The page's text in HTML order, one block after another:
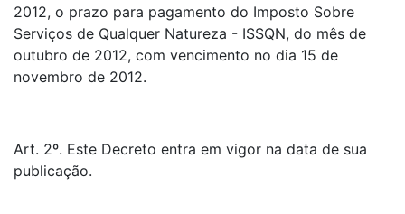
2012, o prazo para pagamento do Imposto Sobre
Serviços de Qualquer Natureza - ISSQN, do mês de
outubro de 2012, com vencimento no dia 15 de
novembro de 2012.
Art. 2º. Este Decreto entra em vigor na data de sua
publicação.